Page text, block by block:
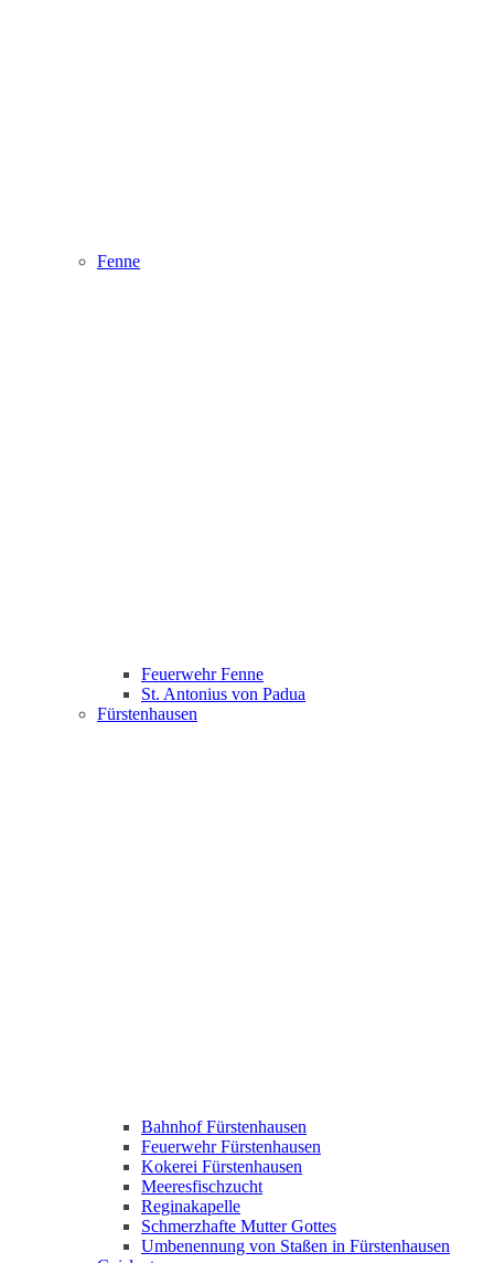
Fenne
Feuerwehr Fenne
St. Antonius von Padua
Fürstenhausen
Bahnhof Fürstenhausen
Feuerwehr Fürstenhausen
Kokerei Fürstenhausen
Meeresfischzucht
Reginakapelle
Schmerzhafte Mutter Gottes
Umbenennung von Staßen in Fürstenhausen